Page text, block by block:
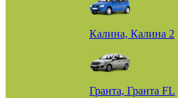
Калина, Калина 2
Гранта, Гранта FL